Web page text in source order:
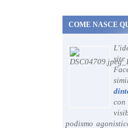
COME NASCE
podismo